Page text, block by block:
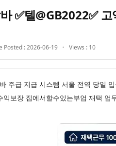
✅텔@GB2022✅
Posted : 2026-06-19 Views : 10
주급 지급 시스템 서울 전역 당일
익보장 집에서할수있는부업 재택 업